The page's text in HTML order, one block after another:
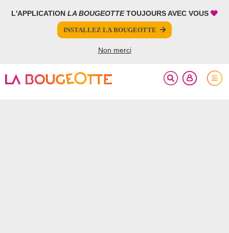
L'APPLICATION LA BOUGEOTTETOUJOURS AVEC VOUS
INSTALLEZ LA BOUGEOTTE
Non merci
FERMER
Votre inscription à la newsletter a été effectuée.